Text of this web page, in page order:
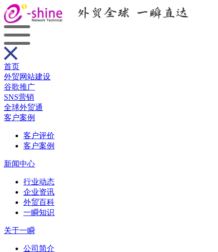
首页
外贸网站建设
谷歌推广
SNS营销
全球外贸通
客户案例
客户评价
客户案例
新闻中心
行业动态
企业资讯
外贸百科
一瞬知识
关于一瞬
公司简介